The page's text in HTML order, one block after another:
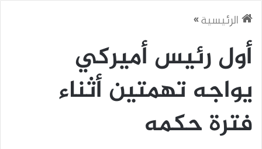
الرئيسية»
أول رئيس أميركي
يواجه تهمتين أثناء
فترة حكمه